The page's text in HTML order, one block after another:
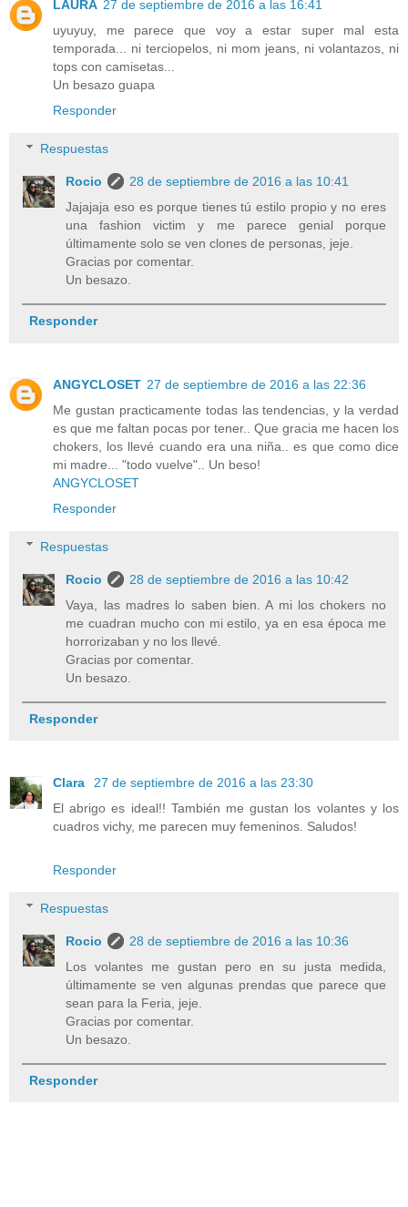
LAURA 27 de septiembre de 2016 a las 16:41
uyuyuy, me parece que voy a estar super mal esta
temporada... ni terciopelos, ni mom jeans, ni volantazos, ni
tops con camisetas...
Un besazo guapa
Responder
Respuestas
Rocio
28 de septiembre de 2016 a las 10:41
Jajajaja eso es porque tienes tú estilo propio y no eres
una fashion victim y me parece genial porque
últimamente solo se ven clones de personas, jeje.
Gracias por comentar.
Un besazo.
Responder
ANGYCLOSET 27 de septiembre de 2016 a las 22:36
Me gustan practicamente todas las tendencias, y la verdad
es que me faltan pocas por tener.. Que gracia me hacen los
chokers, los llevé cuando era una niña.. es que como dice
mi madre... "todo vuelve".. Un beso!
ANGYCLOSET
Responder
Respuestas
Rocio
28 de septiembre de 2016 a las 10:42
Vaya, las madres lo saben bien. A mi los chokers no
me cuadran mucho con mi estilo, ya en esa época me
horrorizaban y no los llevé.
Gracias por comentar.
Un besazo.
Responder
Clara
27 de septiembre de 2016 a las 23:30
El abrigo es ideal!! También me gustan los volantes y los
cuadros vichy, me parecen muy femeninos. Saludos!
Responder
Respuestas
Rocio
28 de septiembre de 2016 a las 10:36
Los volantes me gustan pero en su justa medida,
últimamente se ven algunas prendas que parece que
sean para la Feria, jeje.
Gracias por comentar.
Un besazo.
Responder